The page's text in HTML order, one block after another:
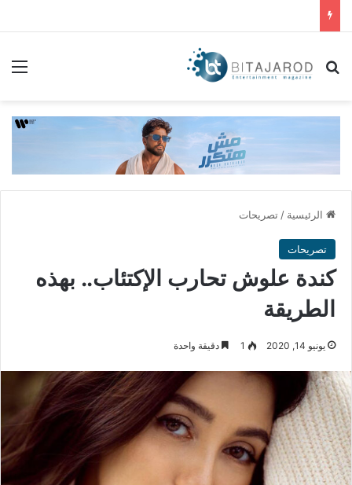
بحث عن
الرئيسية / تصريحات
تصريحات
كندة علوش تحارب الإكتئاب.. بهذه
الطريقة
يونيو 14, 2020 1 دقيقة واحدة